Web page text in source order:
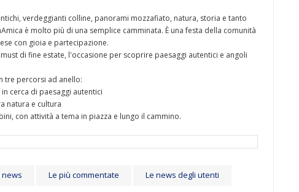
verdeggianti colline, panorami mozzafiato, natura, storia e tanto
è molto più di una semplice camminata. È una festa della comunità
con gioia e partecipazione.
di fine estate, l'occasione per scoprire paesaggi autentici e angoli
tre percorsi ad anello:
cerca di paesaggi autentici
natura e cultura
con attività a tema in piazza e lungo il cammino.
news Le più commentate Le news degli utenti